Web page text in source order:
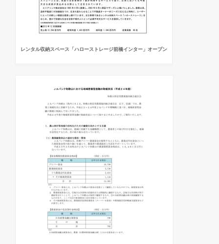
レンタル収納スペース「ハローストレージ前橋インター」オープン